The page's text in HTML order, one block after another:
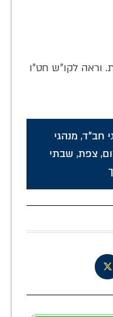
וראה לקו"ש חט"ו
חב"ד, מנהגי
, צפת, שבתי